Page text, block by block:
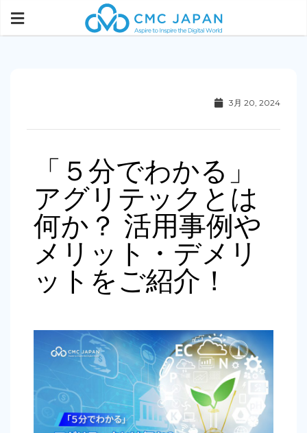
3月 20, 2024
「５分でわかる」
アグリテックとは
何か？ 活用事例や
メリット・デメリ
ットをご紹介！